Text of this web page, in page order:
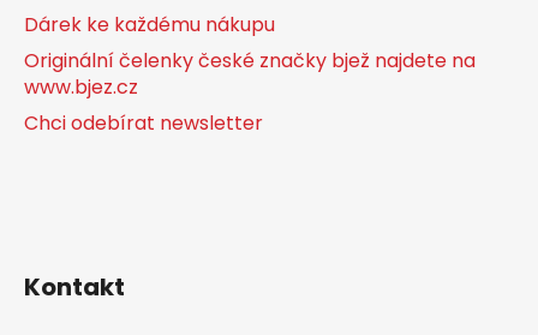
Dárek ke každému nákupu
Originální čelenky české značky bjež najdete na
www.bjez.cz
Chci odebírat newsletter
Kontakt